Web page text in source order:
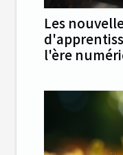
Les
l'ère